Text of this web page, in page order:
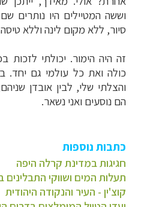
וששה המטיילים היו נותרים
סיור, ללא מקום לינה וללא
זה היה הימור. יכולתי
כולה ואת כל עולמי גם יחד.
והצלתי שלי, לבין אובדן
הם נוסעים ואני נשאר.
כתבות נוספות
חגיגות במדינת קרלה היפה
תעלות המים ושווקי
קוצ'ין - העיר והנקודה היהודית